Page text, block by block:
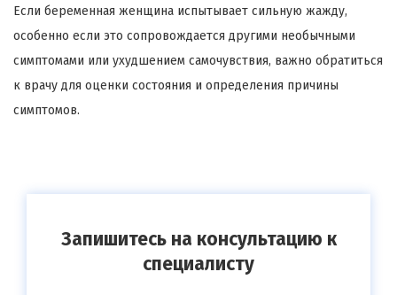
Если беременная женщина испытывает сильную жажду,
особенно если это сопровождается другими необычными
симптомами или ухудшением самочувствия, важно обратиться
к врачу для оценки состояния и определения причины
симптомов.
Запишитесь на консультацию к
специалисту